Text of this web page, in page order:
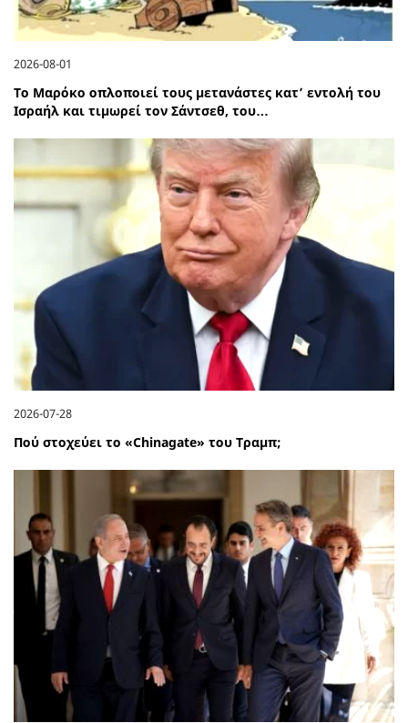
2026-08-01
Το Μαρόκο οπλοποιεί τους μετανάστες κατ’ εντολή του
Ισραήλ και τιμωρεί τον Σάντσεθ, του…
2026-07-28
Πού στοχεύει το «Chinagate» του Τραμπ;